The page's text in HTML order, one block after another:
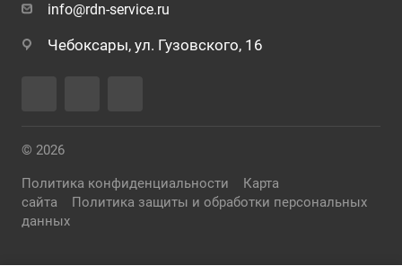
info@rdn-service.ru
Чебоксары, ул. Гузовского, 16
© 2026
Политика конфиденциальности
Карта
сайта
Политика защиты и обработки персональных
данных